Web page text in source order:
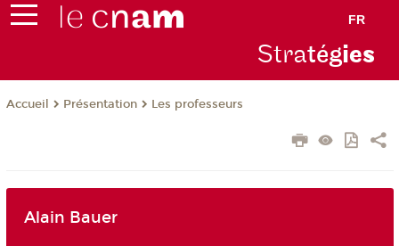
FR
Stratégies
Accueil Présentation Les professeurs
Alain Bauer